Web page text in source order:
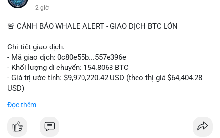
2 giờ
🚨 CẢNH BÁO WHALE ALERT - GIAO DỊCH BTC LỚN
Chi tiết giao dịch:
- Mã giao dịch: 0c80e55b...557e396e
- Khối lượng di chuyển: 154.8068 BTC
- Giá trị ước tính: $9,970,220.42 USD (theo thị giá $64,404.28
USD)
xác nhận di chuyển trong mempool. Với quy mô này, khả năng
Đọc thêm